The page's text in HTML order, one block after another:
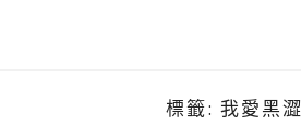
標籤: 我愛黑